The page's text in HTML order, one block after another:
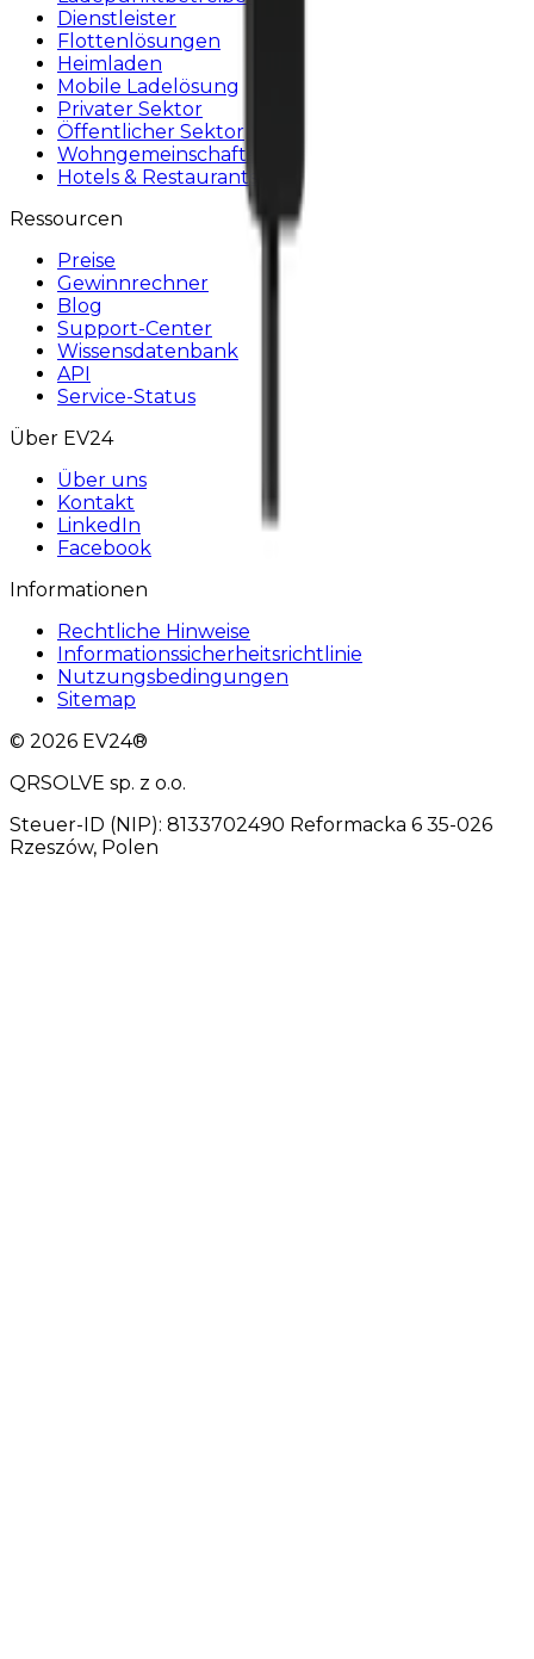
Dienstleister
Flottenlösungen
Heimladen
Mobile Ladelösung
Privater Sektor
Öffentlicher Sektor
Wohngemeinschaften
Hotels & Restaurants
Ressourcen
Preise
Gewinnrechner
Blog
Support-Center
Wissensdatenbank
API
Service-Status
Über EV24
Über uns
Kontakt
LinkedIn
Facebook
Informationen
Rechtliche Hinweise
Informationssicherheitsrichtlinie
Nutzungsbedingungen
Sitemap
© 2026 EV24®
QRSOLVE sp. z o.o.
Steuer-ID (NIP): 8133702490 Reformacka 6 35-026
Rzeszów, Polen